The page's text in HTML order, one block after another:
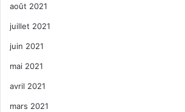
août 2021
juillet 2021
juin 2021
mai 2021
avril 2021
mars 2021